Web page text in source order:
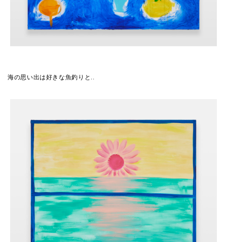
海の思い出は好きな魚釣りと..